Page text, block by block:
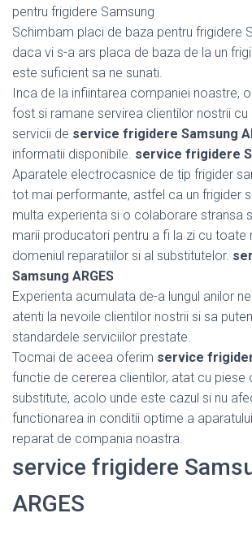
pentru frigidere Samsung
Schimbam placi de baza pentru frigidere
daca vi s-a ars placa de baza de la un
este suficient sa ne sunati.
Inca de la infiintarea companiei noastre,
fost si ramane servirea clientilor nostrii cu
servicii de service frigidere Samsung
informatii disponibile. service frigidere
Aparatele electrocasnice de tip frigider
tot mai performante, astfel ca un frigider
multa experienta si o colaborare stransa
marii producatori pentru a fi la zi cu toate
domeniul reparatiilor si al substitutelor.
Samsung ARGES
Experienta acumulata de-a lungul anilor
atenti la nevoile clientilor nostrii si sa
standardele serviciilor prestate.
Tocmai de aceea oferim service
functie de cererea clientilor, atat cu piese
substitute, acolo unde este cazul si nu
functionarea in conditii optime a
reparat de compania noastra.
service frigidere
ARGES